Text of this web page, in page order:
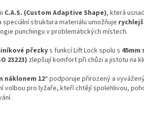
C.A.S. (Custom Adaptive Shape), která
struktura materiálu umožňuje
punchingu v problematických místech.
přezkys funkcí Lift Lock spolu s 45mm
23223) zlepšují komfort při chůzi a jistotu na
náklonem 12°podporuje přirozený a
volbou pro lyžaře, kteří chtějí spolehlivou,